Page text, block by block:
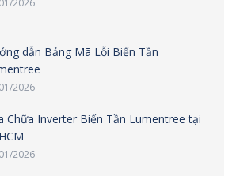
2026
dẫn Bảng Mã Lỗi Biến Tần
2026
Chữa Inverter Biến Tần Lumentree tại
2026